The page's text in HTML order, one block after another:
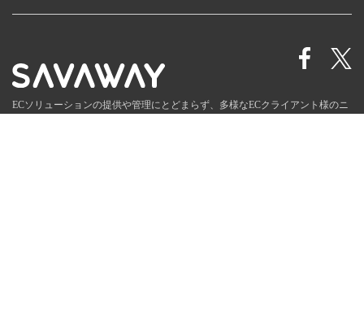
ECソリューションの提供や管理にとどまらず、多様なECクライアント様のニ